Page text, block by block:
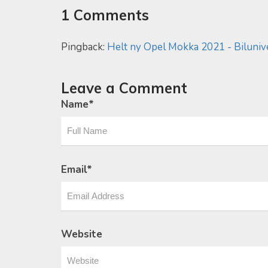
1 Comments
Pingback: Helt ny Opel Mokka 2021 -
Leave a Comment
Name*
Email*
Website